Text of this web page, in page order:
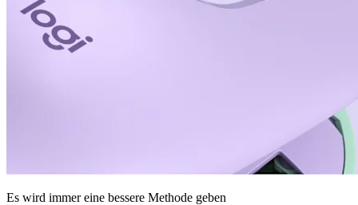
Es wird immer eine bessere Methode geben